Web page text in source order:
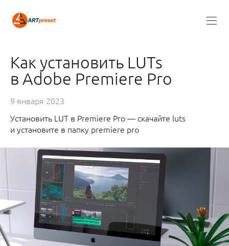
Как установить LUTs
в Adobe Premiere Pro
9 января 2023
Установить LUT в Premiere Pro — скачайте luts
и установите в папку premiere pro